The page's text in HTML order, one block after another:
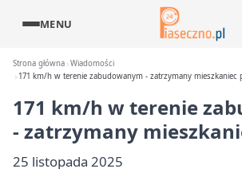
MENU
Strona główna Wiadomości
171 km/h w terenie zabudowanym - zatrzymany mieszkaniec
171 km/h w terenie
- zatrzymany
25 listopada 2025